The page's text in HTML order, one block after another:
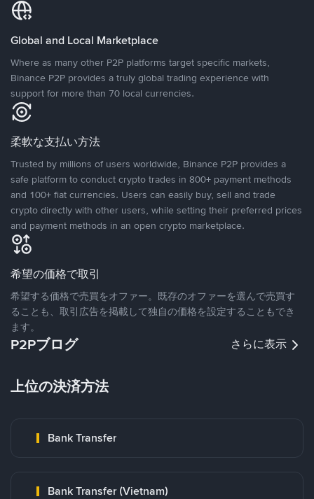
Global and Local Marketplace
Where as many other P2P platforms target specific markets,
Binance P2P provides a truly global trading experience with
support for more than 70 local currencies.
柔軟な支払い方法
Trusted by millions of users worldwide, Binance P2P provides a
safe platform to conduct crypto trades in 800+ payment methods
and 100+ fiat currencies. Users can easily buy, sell and trade
crypto directly with other users, while setting their preferred prices
and payment methods in an open crypto marketplace.
希望の価格で取引
希望する価格で売買をオファー。既存のオファーを選んで売買す
ることも、取引広告を掲載して独自の価格を設定することもでき
ます。
P2Pブログ さらに表示
上位の決済方法
Bank Transfer
Bank Transfer (Vietnam)